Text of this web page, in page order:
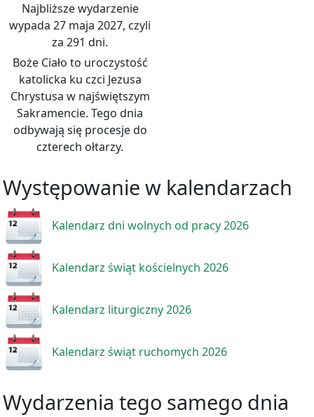
Najbliższe wydarzenie
wypada 27 maja 2027, czyli
za 291 dni.
Boże Ciało to uroczystość
katolicka ku czci Jezusa
Chrystusa w najświętszym
Sakramencie. Tego dnia
odbywają się procesje do
czterech ołtarzy.
Występowanie w kalendarzach
Kalendarz dni wolnych od pracy 2026
Kalendarz świąt kościelnych 2026
Kalendarz liturgiczny 2026
Kalendarz świąt ruchomych 2026
Wydarzenia tego samego dnia